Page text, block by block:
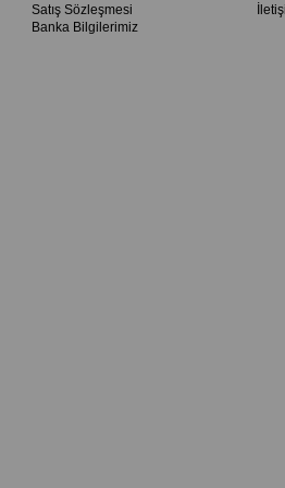
Satış Sözleşmesi
Banka Bilgilerimiz